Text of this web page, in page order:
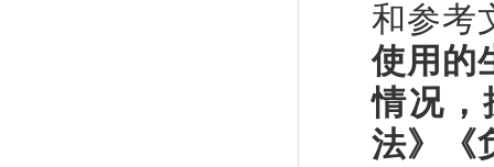
和参考
使用的
情况，
法》《